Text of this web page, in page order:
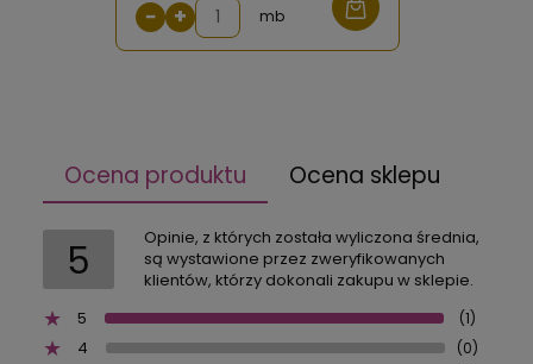
− + mb
Ocena produktu Ocena sklepu
5
Opinie, z których została wyliczona średnia,
są wystawione przez zweryfikowanych
klientów, którzy dokonali zakupu w sklepie.
5
(1)
4 (0)